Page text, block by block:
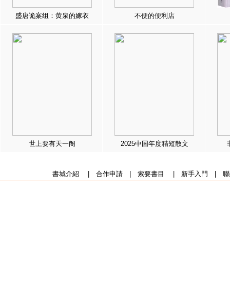
盛唐诡案组：黄泉的嫁衣 不便的便利店
世上要有天一阁 2025中国年度精短散文
書城介紹 合作申請| 索要書目 新手入門